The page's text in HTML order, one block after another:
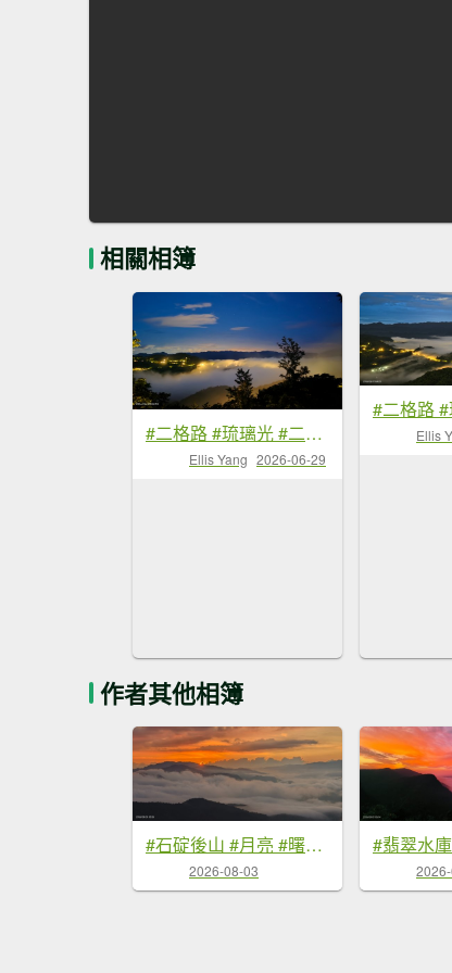
相關相簿
#二格路 #琉璃光 #二格山 #雲海流瀑 #日出 #火燒雲 6/29
Ellis Yang 2026-06-29
Ellis
作者其他相簿
#石碇後山 #月亮 #曙光 #反燒 #日出 #雲海 8/3
2026-08-03